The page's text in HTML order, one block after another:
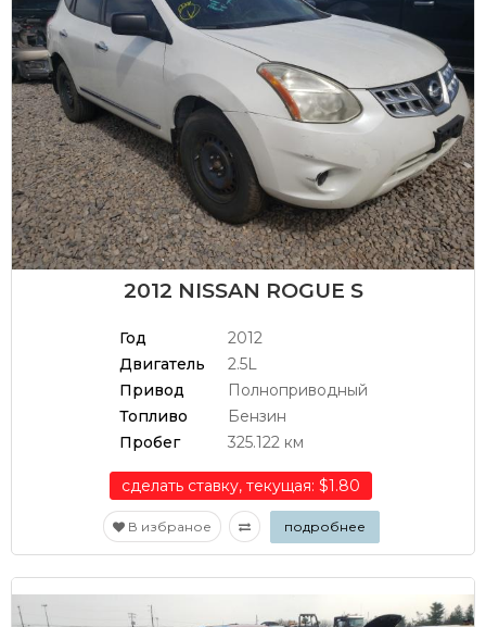
2012 NISSAN ROGUE S
Год
2012
Двигатель
2.5L
Привод
Полноприводный
Топливо
Бензин
Пробег
325.122 км
сделать ставку, текущая: $1.80
В избраное подробнее